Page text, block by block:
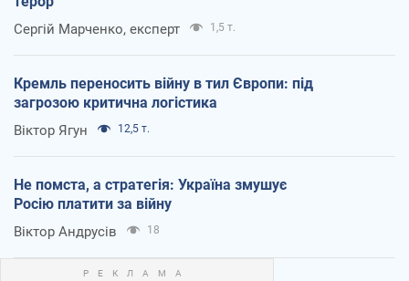
Сергій Марченко, експерт 1,5 т.
Кремль переносить війну в тил Європи: під
загрозою критична логістика
Віктор Ягун 12,5 т.
Не помста, а стратегія: Україна змушує
Росію платити за війну
Віктор Андрусів 18